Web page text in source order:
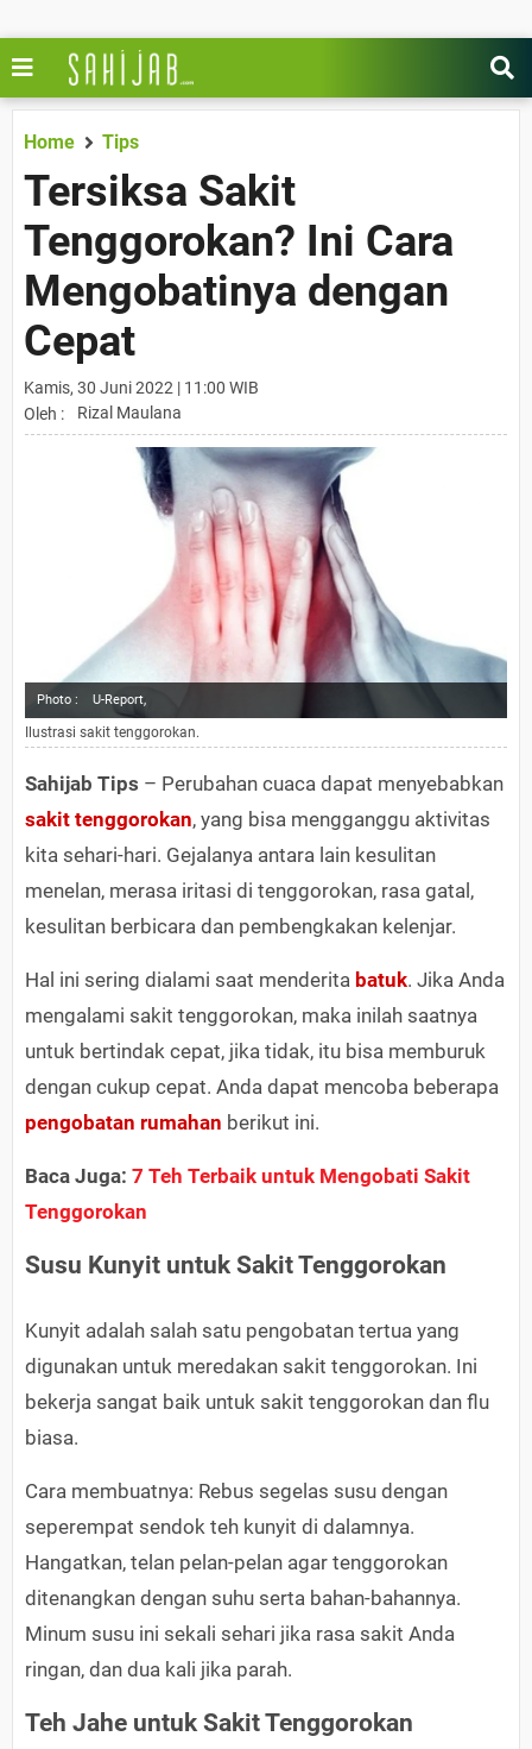
Home Tips
Tersiksa Sakit
Tenggorokan? Ini Cara
Mengobatinya dengan
Cepat
Kamis, 30 Juni 2022 | 11:00 WIB
Oleh :
Rizal Maulana
Photo : U-Report,
Ilustrasi sakit tenggorokan.
Sahijab Tips – Perubahan cuaca dapat menyebabkan
sakit tenggorokan, yang bisa mengganggu aktivitas
kita sehari-hari. Gejalanya antara lain kesulitan
menelan, merasa iritasi di tenggorokan, rasa gatal,
kesulitan berbicara dan pembengkakan kelenjar.
Hal ini sering dialami saat menderita batuk. Jika Anda
mengalami sakit tenggorokan, maka inilah saatnya
untuk bertindak cepat, jika tidak, itu bisa memburuk
dengan cukup cepat. Anda dapat mencoba beberapa
pengobatan rumahan berikut ini.
Baca Juga: 7 Teh Terbaik untuk Mengobati Sakit
Tenggorokan
Susu Kunyit untuk Sakit Tenggorokan
Kunyit adalah salah satu pengobatan tertua yang
digunakan untuk meredakan sakit tenggorokan. Ini
bekerja sangat baik untuk sakit tenggorokan dan flu
biasa.
Cara membuatnya: Rebus segelas susu dengan
seperempat sendok teh kunyit di dalamnya.
Hangatkan, telan pelan-pelan agar tenggorokan
ditenangkan dengan suhu serta bahan-bahannya.
Minum susu ini sekali sehari jika rasa sakit Anda
ringan, dan dua kali jika parah.
Teh Jahe untuk Sakit Tenggorokan